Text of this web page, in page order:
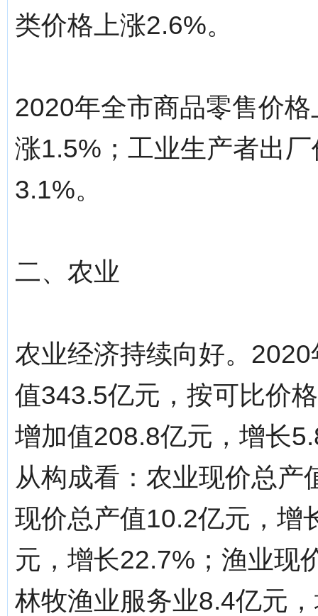
类价格上涨2.6%。
2020年全市商品零售价
涨1.5%；工业生产者出
3.1%。
二、农业
农业经济持续向好。
值343.5亿元，按可比价
增加值208.8亿元，增长
从构成看：农业现价总
现价总产值10.2亿元，增
元，增长22.7%；渔业现
林牧渔业服务业8.4亿元